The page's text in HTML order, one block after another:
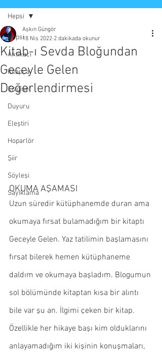
Hepsi
Antikacı
Kitapça
Çizgisel
Duyuru
Eleştiri
Hoparlör
Şiir
Söyleşi
Sayıklama
Hepsi
Kitab-ı Sevda Bloğundan
Geceyle Gelen
Değerlendirmesi
Aşkın Güngör
18 Nis 2022 2 dakikada okunur
OKUMA AŞAMASI
Uzun süredir kütüphanemde duran ama
okumaya fırsat bulamadığım bir kitaptı
Geceyle Gelen. Yaz tatilimin başlamasını
fırsat bilerek hemen kütüphaneme
daldım ve okumaya başladım. Blogumun
sol bölümünde kitaptan kısa bir alıntı
bile var şu an. İlgimi çeken bir kitap.
Özellikle her hikaye başı kim olduklarını
anlayamadığım iki kişinin konuşmaları,